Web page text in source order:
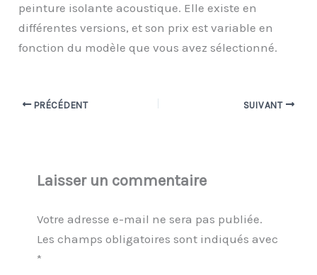
peinture isolante acoustique. Elle existe en
différentes versions, et son prix est variable en
fonction du modèle que vous avez sélectionné.
PRÉCÉDENT SUIVANT
Laisser un commentaire
Votre adresse e-mail ne sera pas publiée.
Les champs obligatoires sont indiqués avec
*